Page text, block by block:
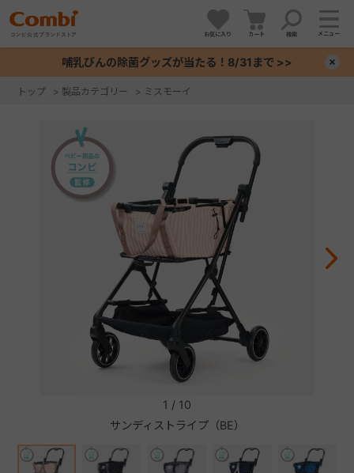
お気に入り カート 検索 メニュー
哺乳びんの除菌グッズが当たる！8/31まで >>
トップ > 製品カテゴリー > ミスモーイ
サンディストライプ（BE）
1 / 10